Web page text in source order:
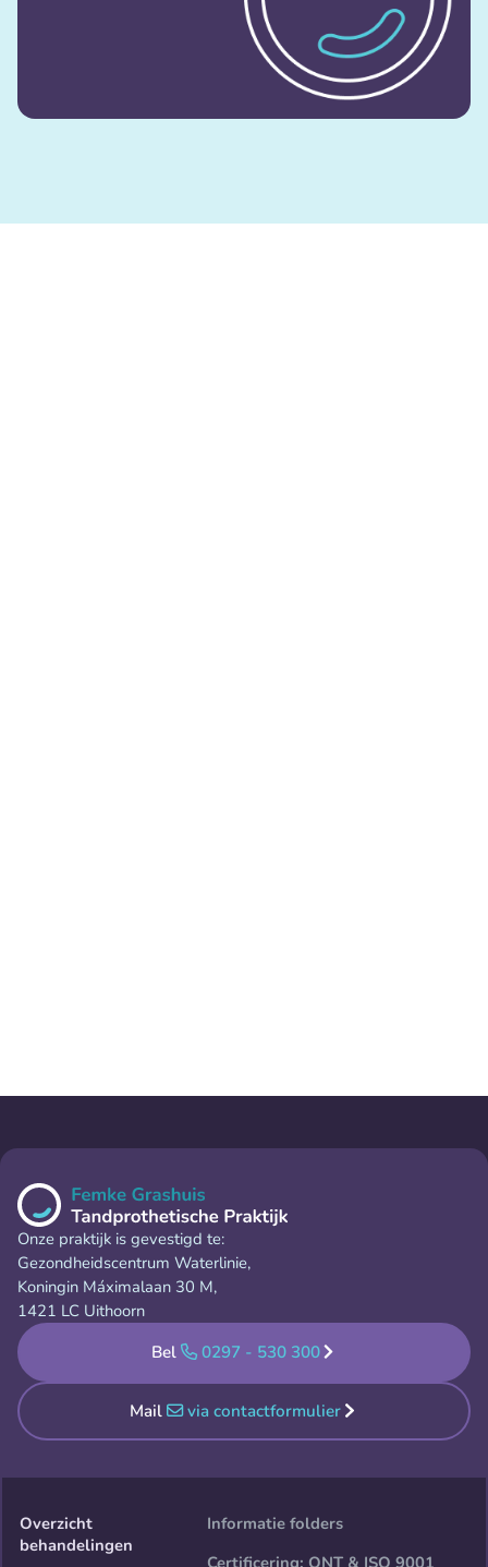
Onze praktijk is gevestigd te:
Gezondheidscentrum Waterlinie,
Koningin Máximalaan 30 M,
1421 LC Uithoorn
Bel
0297 - 530 300
Mail via contactformulier
Overzicht
behandelingen
Informatie folders
Certificering: ONT & ISO 9001